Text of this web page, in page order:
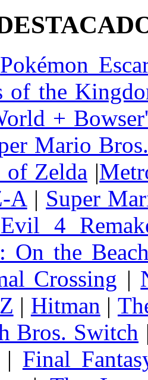
Pokémon
of the
+
Mario
of Zelda |
A | Super
4
On the
Crossing |
| Hitman |
Bros. Switch
| Final